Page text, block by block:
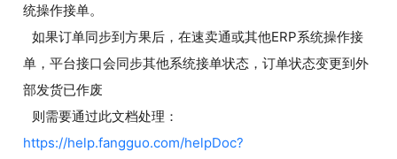
统操作接单。
如果订单同步到方果后，在速卖通或其他ERP系统操作接
单，平台接口会同步其他系统接单状态，订单状态变更到外
部发货已作废
则需要通过此文档处理：
https://help.fangguo.com/helpDoc?